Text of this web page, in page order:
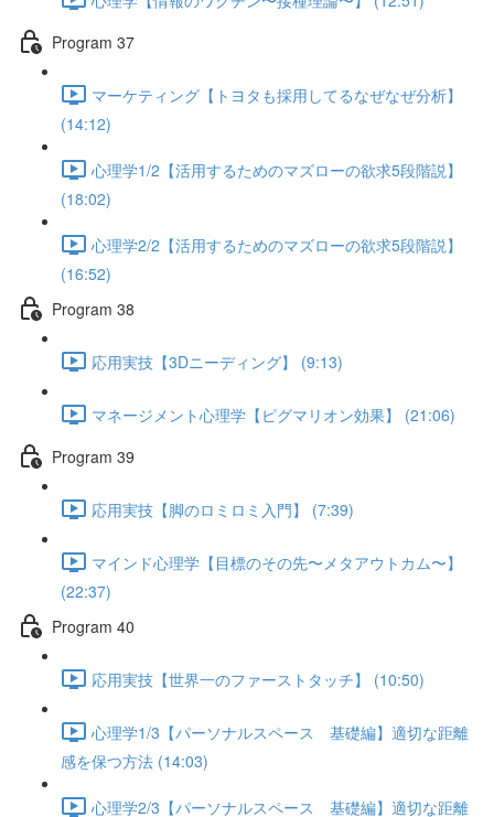
Program 37
マーケティング【トヨタも採用してるなぜなぜ分析】
(14:12)
心理学1/2【活用するためのマズローの欲求5段階説】
(18:02)
心理学2/2【活用するためのマズローの欲求5段階説】
(16:52)
Program 38
応用実技【3Dニーディング】 (9:13)
マネージメント心理学【ピグマリオン効果】 (21:06)
Program 39
応用実技【脚のロミロミ入門】 (7:39)
マインド心理学【目標のその先〜メタアウトカム〜】
(22:37)
Program 40
応用実技【世界一のファーストタッチ】 (10:50)
心理学1/3【パーソナルスペース 基礎編】適切な距離
感を保つ方法 (14:03)
心理学2/3【パーソナルスペース 基礎編】適切な距離